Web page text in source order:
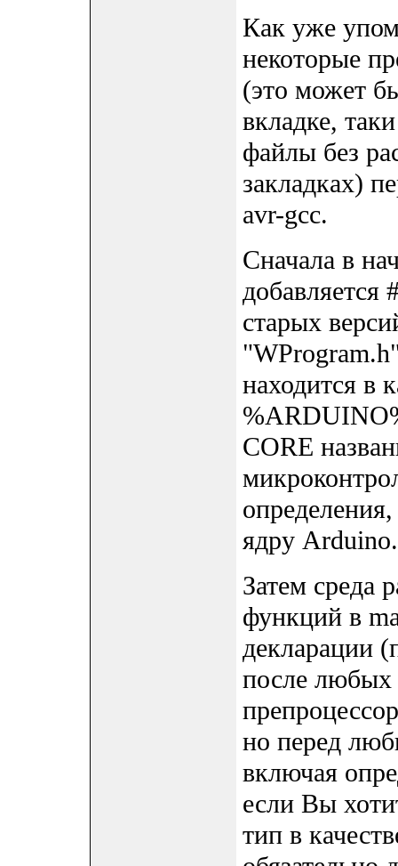
Как уже
некоторые
(это может
вкладке,
файлы без
закладках)
avr-gcc.
Сначала в
старых
находится в
CORE
ядру Arduino.
Затем среда
функций в
декларации
после любых
но перед
включая
если Вы
тип в